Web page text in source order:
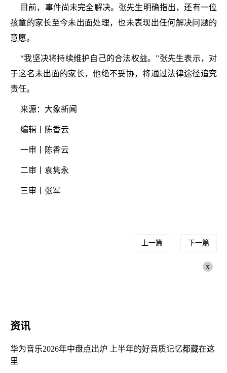
目前，事件尚未完全解决。张先生明确指出，还有一位
孩童的家长至今未出面处理，也未表现出任何解决问题的
意愿。
“我坚决将持续维护自己的合法权益。”张先生表示，对
于这名未出面的家长，他绝不妥协，将通过法律途径追究
责任。
来源：大象新闻
编辑丨陈香云
一审丨陈香云
二审丨袁隽永
三审丨张军
上一篇 下一篇
x
资讯
华为音乐2026年中盘点出炉 上半年的好音质记忆都藏在这
里